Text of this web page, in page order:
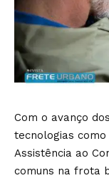
Com o avanço
tecnologias como
Assistência ao
comuns na frota